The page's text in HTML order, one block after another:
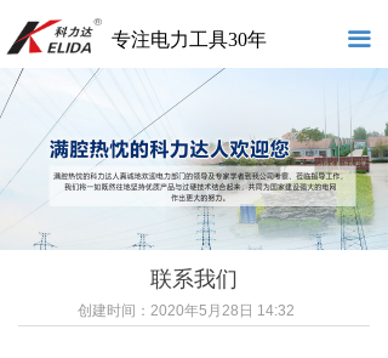
끀
专注电力工具30年
联系我们
创建时间： 2020年5月28日 14:32